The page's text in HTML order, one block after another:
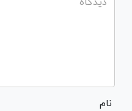
نام